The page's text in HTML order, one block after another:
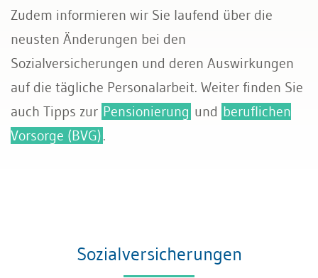
Zudem informieren wir Sie laufend über die
neusten Änderungen bei den
Sozialversicherungen und deren Auswirkungen
auf die tägliche Personalarbeit. Weiter finden Sie
auch Tipps zur Pensionierung und beruflichen
Vorsorge (BVG).
Sozialversicherungen